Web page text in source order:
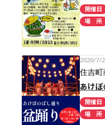
開催日
場 所
2026/7/
住吉
あけぼ
開催日
場 所